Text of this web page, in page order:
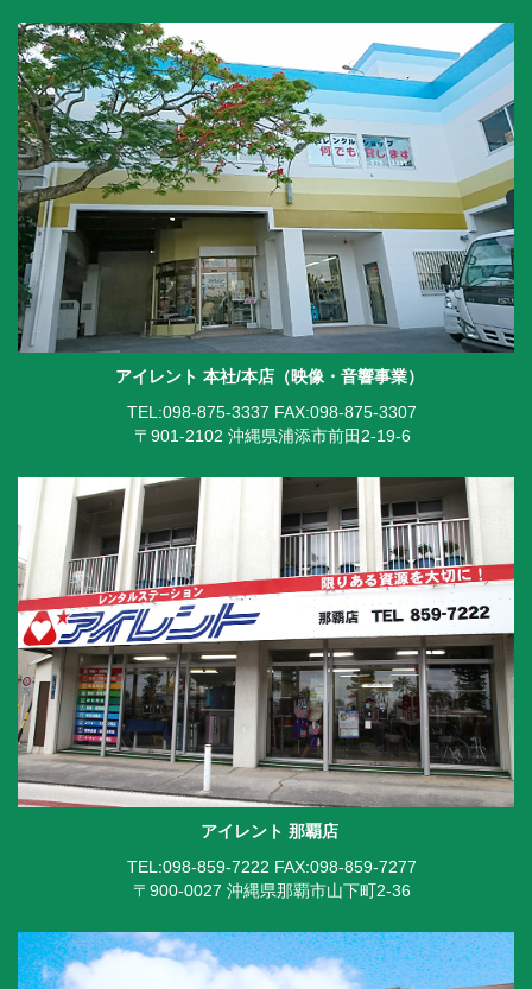
アイレント 本社/本店（映像・音響事業）
TEL:098-875-3337 FAX:098-875-3307
〒901-2102 沖縄県浦添市前田2-19-6
アイレント 那覇店
TEL:098-859-7222 FAX:098-859-7277
〒900-0027 沖縄県那覇市山下町2-36